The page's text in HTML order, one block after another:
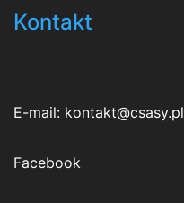
Kontakt
E-mail: kontakt@csasy.pl
Facebook